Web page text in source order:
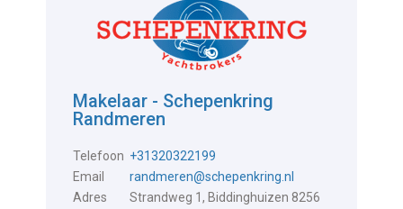
Makelaar - Schepenkring
Randmeren
Telefoon +31320322199
Email
randmeren@schepenkring.nl
Adres
Strandweg 1, Biddinghuizen 8256